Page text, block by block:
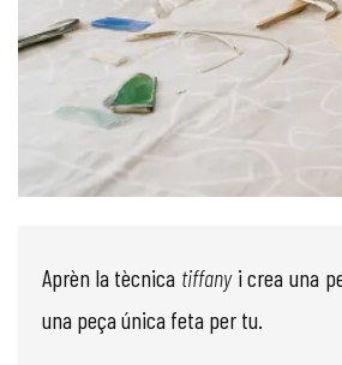
Aprèn la tècnica tiffany i crea una
una peça única feta per tu.